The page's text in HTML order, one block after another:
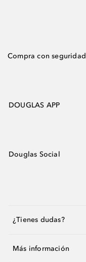
Compra con seguridad
DOUGLAS APP
Douglas Social
¿Tienes dudas?
Más información